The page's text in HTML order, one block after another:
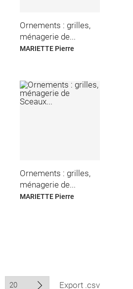
Ornements : grilles,
ménagerie de...
MARIETTE Pierre
Ornements : grilles,
ménagerie de...
MARIETTE Pierre
Export .csv